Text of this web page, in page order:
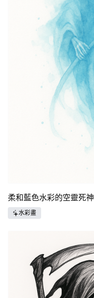
柔和藍色水彩的空靈死神
水彩畫